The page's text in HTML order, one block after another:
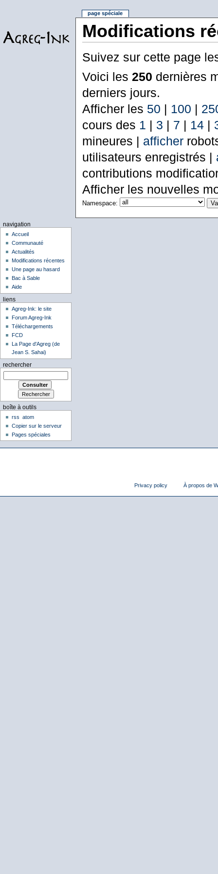
Modifications
Suivez sur cette page
Voici les 250 dernières
derniers jours.
Afficher les 50 | 100 |
cours des 1 | 3 | 7 | 14|
mineures | afficher
utilisateurs enregistrés |
contributions
Afficher les nouvelles
Namespace:
page spéciale
navigation
Accueil
Communauté
Actualités
Modifications récentes
Une page au hasard
Bac à Sable
Aide
liens
Agreg-Ink: le site
Forum Agreg-Ink
Téléchargements
FCD
La Page d'Agreg (de
Jean S. Sahai)
rechercher
boîte à outils
rss
atom
Copier sur le serveur
Pages spéciales
Privacy policy À propos de